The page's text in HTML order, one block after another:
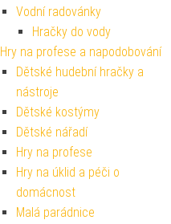
Vodní radovánky
Hračky do vody
Hry na profese a napodobování
Dětské hudební hračky a
nástroje
Dětské kostýmy
Dětské nářadí
Hry na profese
Hry na úklid a péči o
domácnost
Malá parádnice